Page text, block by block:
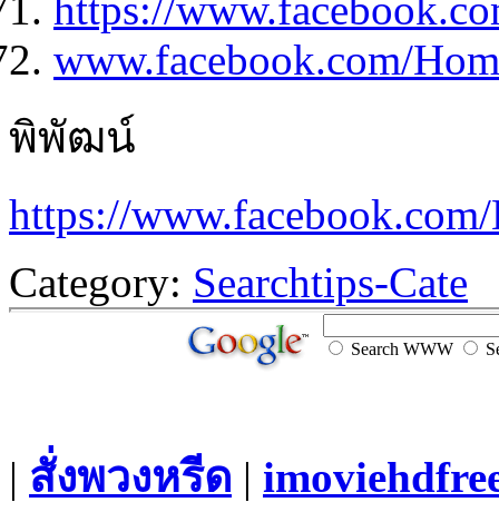
www.facebook.com/
พิพัฒน์
https://
Category: Searchtips-Cate
Search WWW
| สั่งพวงหรีด |